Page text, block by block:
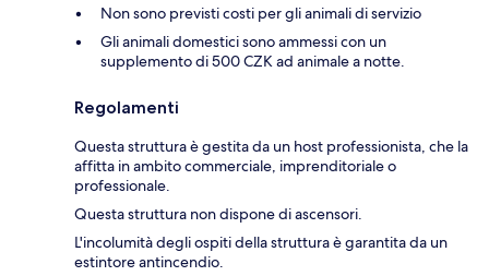
Non sono previsti costi per gli animali di servizio
Gli animali domestici sono ammessi con un
supplemento di 500 CZK ad animale a notte.
Regolamenti
Questa struttura è gestita da un host professionista, che la
affitta in ambito commerciale, imprenditoriale o
professionale.
Questa struttura non dispone di ascensori.
L'incolumità degli ospiti della struttura è garantita da un
estintore antincendio.